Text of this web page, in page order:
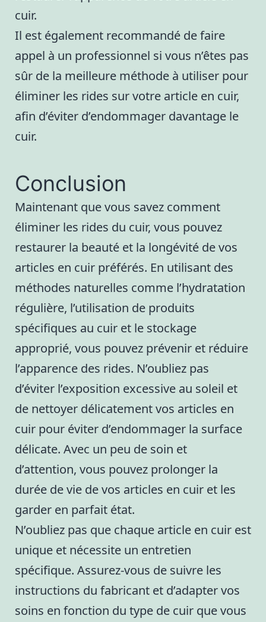
cuir.
Il est également recommandé de faire
appel à un professionnel si vous n’êtes pas
sûr de la meilleure méthode à utiliser pour
éliminer les rides sur votre article en cuir,
afin d’éviter d’endommager davantage le
cuir.
Conclusion
Maintenant que vous savez comment
éliminer les rides du cuir, vous pouvez
restaurer la beauté et la longévité de vos
articles en cuir préférés. En utilisant des
méthodes naturelles comme l’hydratation
régulière, l’utilisation de produits
spécifiques au cuir et le stockage
approprié, vous pouvez prévenir et réduire
l’apparence des rides. N’oubliez pas
d’éviter l’exposition excessive au soleil et
de nettoyer délicatement vos articles en
cuir pour éviter d’endommager la surface
délicate. Avec un peu de soin et
d’attention, vous pouvez prolonger la
durée de vie de vos articles en cuir et les
garder en parfait état.
N’oubliez pas que chaque article en cuir est
unique et nécessite un entretien
spécifique. Assurez-vous de suivre les
instructions du fabricant et d’adapter vos
soins en fonction du type de cuir que vous